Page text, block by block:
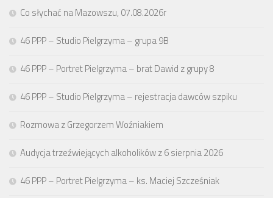
Co słychać na Mazowszu, 07.08.2026r
46 PPP – Studio Pielgrzyma – grupa 9B
46 PPP – Portret Pielgrzyma – brat Dawid z grupy 8
46 PPP – Studio Pielgrzyma – rejestracja dawców szpiku
Rozmowa z Grzegorzem Woźniakiem
Audycja trzeźwiejących alkoholików z 6 sierpnia 2026
46 PPP – Portret Pielgrzyma – ks. Maciej Szcześniak